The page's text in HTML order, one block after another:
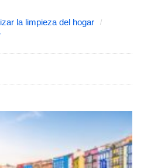
la limpieza del hogar